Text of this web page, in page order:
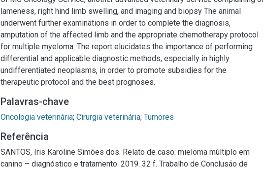
lameness, right hind limb swelling, and imaging and biopsy The animal
underwent further examinations in order to complete the diagnosis,
amputation of the affected limb and the appropriate chemotherapy protocol
for multiple myeloma. The report elucidates the importance of performing
differential and applicable diagnostic methods, especially in highly
undifferentiated neoplasms, in order to promote subsidies for the
therapeutic protocol and the best prognoses.
Palavras-chave
Oncologia veterinária; Cirurgia veterinária; Tumores
Referência
SANTOS, Iris Karoline Simões dos. Relato de caso: mieloma múltiplo em
canino – diagnóstico e tratamento. 2019. 32 f. Trabalho de Conclusão de